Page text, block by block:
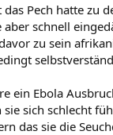
Pech hatte zu
schnell
zu sein
ein Ebola
sich schlecht
das sie die